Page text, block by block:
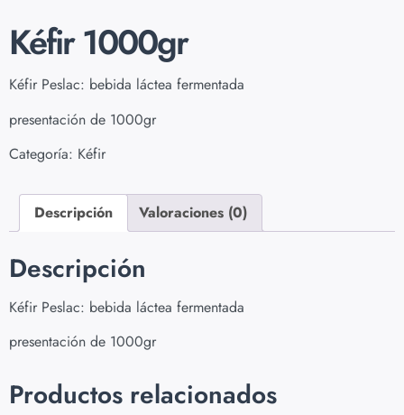
Kéfir 1000gr
Kéfir Peslac: bebida láctea fermentada
presentación de 1000gr
Categoría: Kéfir
Descripción Valoraciones (0)
Descripción
Kéfir Peslac: bebida láctea fermentada
presentación de 1000gr
Productos relacionados